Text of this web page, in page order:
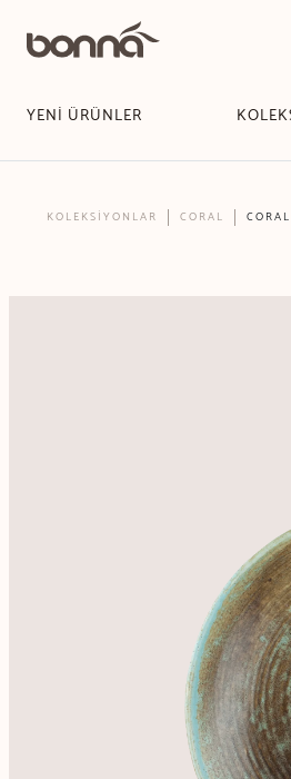
YENİ ÜRÜNLER
KOLEKSİYONLAR CORAL